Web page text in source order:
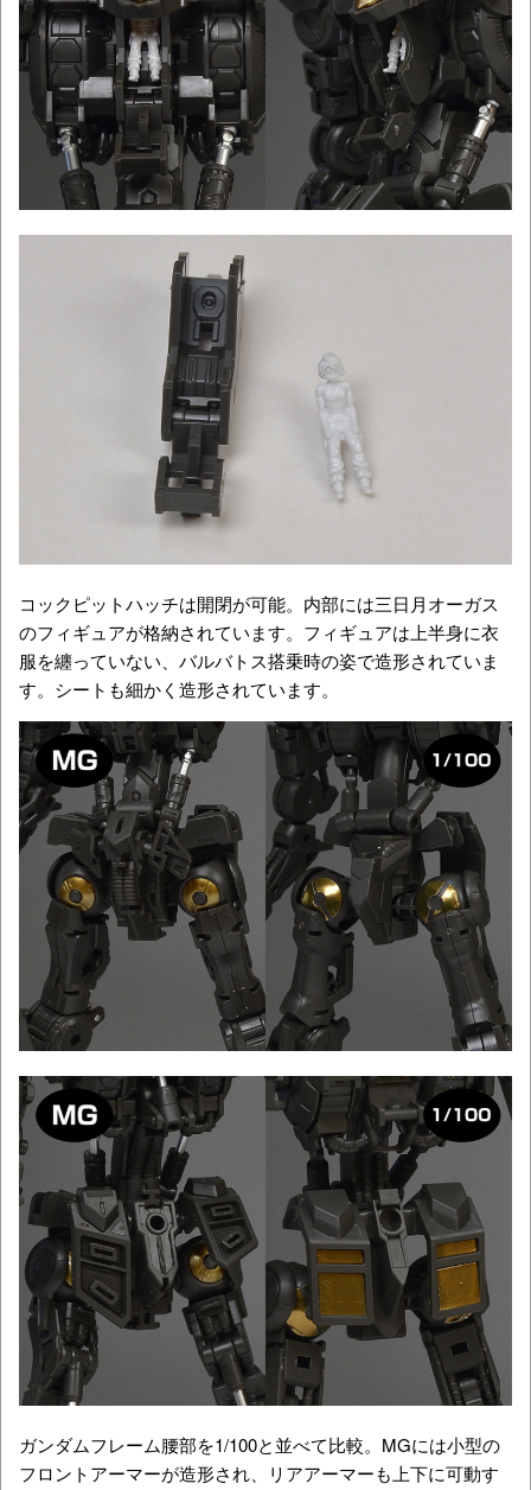
コックピットハッチは開閉が可能。内部には三日月オーガス
のフィギュアが格納されています。フィギュアは上半身に衣
服を纏っていない、バルバトス搭乗時の姿で造形されていま
す。シートも細かく造形されています。
ガンダムフレーム腰部を1/100と並べて比較。MGには小型の
フロントアーマーが造形され、リアアーマーも上下に可動す